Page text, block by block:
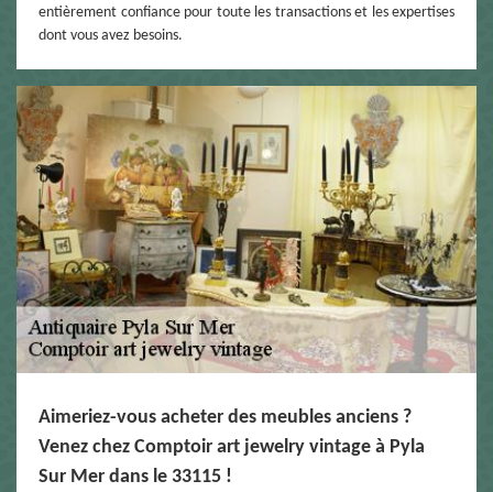
entièrement confiance pour toute les transactions et les expertises
dont vous avez besoins.
Aimeriez-vous acheter des meubles anciens ?
Venez chez Comptoir art jewelry vintage à Pyla
Sur Mer dans le 33115 !